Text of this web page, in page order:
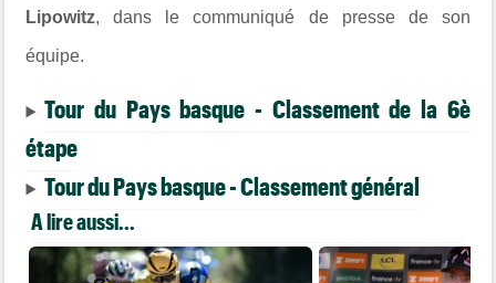
Lipowitz, dans le communiqué de presse de son
équipe.
Tour du Pays basque - Classement de la 6è
étape
Tour du Pays basque - Classement général
A lire aussi...